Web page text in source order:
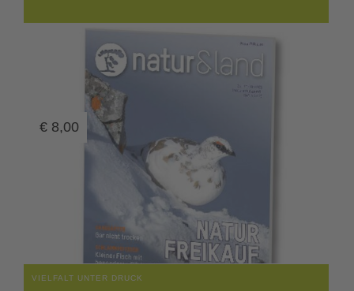
€ 8,00
VIELFALT UNTER DRUCK